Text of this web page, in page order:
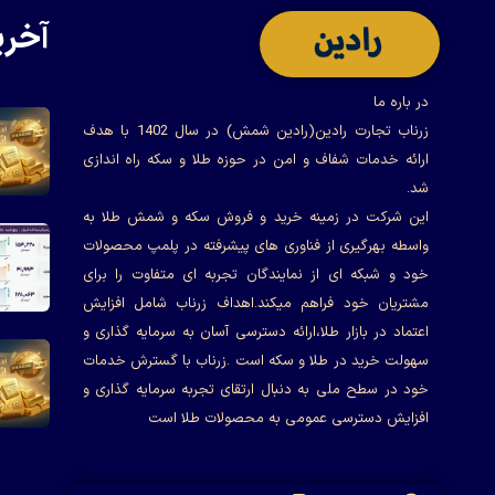
در باره ما
زرناب تجارت رادین(رادین شمش) در سال 1402 با هدف
ارائه خدمات شفاف و امن در حوزه طلا و سکه راه اندازی
شد.
این شرکت در زمینه خرید و فروش سکه و شمش طلا به
واسطه بهرگیری از فناوری های پیشرفته در پلمپ محصولات
خود و شبکه ای از نمایندگان تجربه ای متفاوت را برای
مشتریان خود فراهم میکند.اهداف زرناب شامل افزایش
اعتماد در بازار طلا،ارائه دسترسی آسان به سرمایه گذاری و
سهولت خرید در طلا و سکه است .زرناب با گسترش خدمات
خود در سطح ملی به دنبال ارتقای تجربه سرمایه گذاری و
افزایش دسترسی عمومی به محصولات طلا است